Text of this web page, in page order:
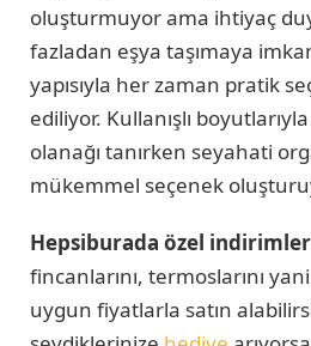
oluşturmuyor ama ihtiyaç
fazladan eşya taşımaya
yapısıyla her zaman pratik
ediliyor. Kullanışlı
olanağı tanırken seyahati
mükemmel seçenek
Hepsiburada özel
fincanlarını, termoslarını
uygun fiyatlarla satın